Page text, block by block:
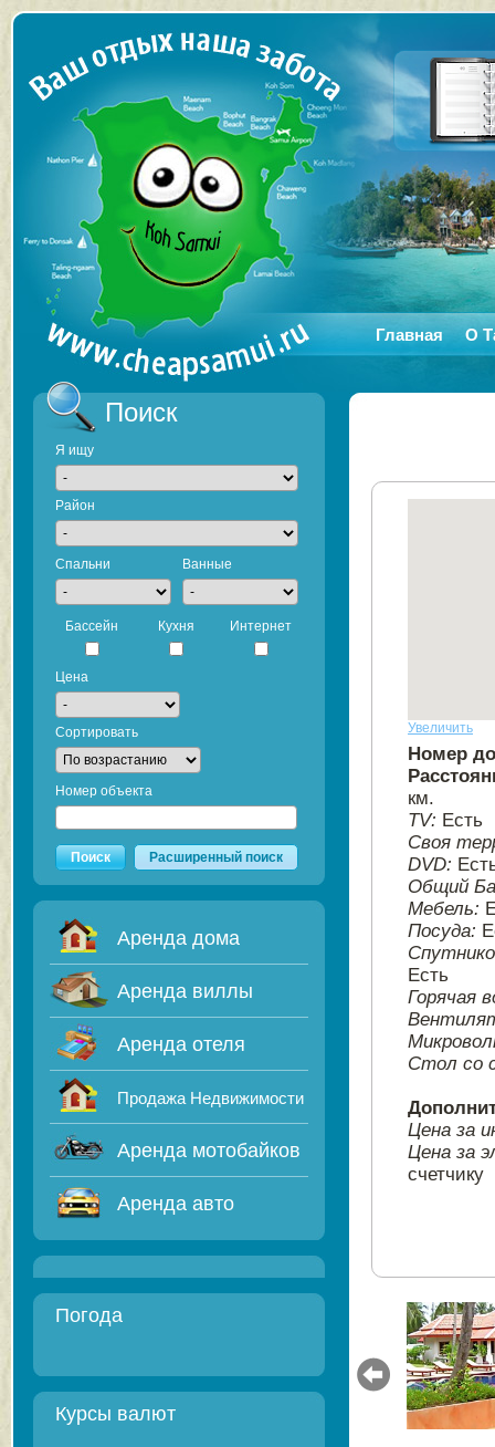
Главная О
Поиск
Я ищу
Район
Спальни Ванные
Бассейн Кухня Интернет
Цена
Сортировать
Номер объекта
Поиск Расширенный поиск
Аренда дома
Аренда виллы
Аренда отеля
Продажа Недвижимости
Аренда мотобайков
Аренда авто
Погода
Курсы валют
Увеличить
Номер
км.
TV: Есть
Своя
DVD:
Общий
Мебель:
Посуда:
Есть
Горячая
Стол со
Цена за
Цена за
счетчику